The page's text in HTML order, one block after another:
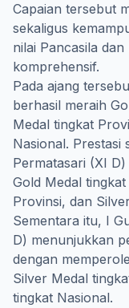
Capaian tersebut
sekaligus
nilai Pancasila
komprehensif.
Pada ajang
berhasil meraih
Medal tingkat
Nasional. Prestasi
Permatasari (XI
Gold Medal
Provinsi, dan
Sementara itu, I
D) menunjukkan
dengan
Silver Medal
tingkat Nasional.